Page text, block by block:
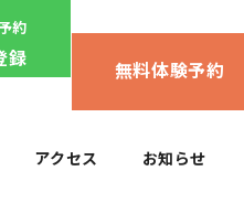
約
録 無料体験予約
アクセス お知らせ
アクセス お知らせ
施設紹介